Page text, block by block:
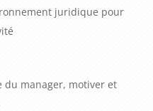
est un véritable art, qui
connaissance de son public
faits et des données, des
exemples concrets et en
juridique pour
du manager, motiver et